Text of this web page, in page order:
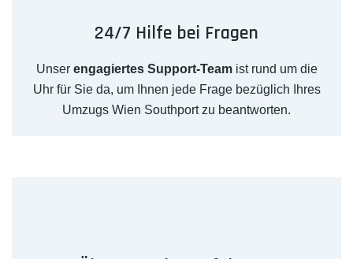
24/7 Hilfe bei Fragen
Unser engagiertes Support-Teamist rund um die
Uhr für Sie da, um Ihnen jede Frage bezüglich Ihres
Umzugs Wien Southport zu beantworten.